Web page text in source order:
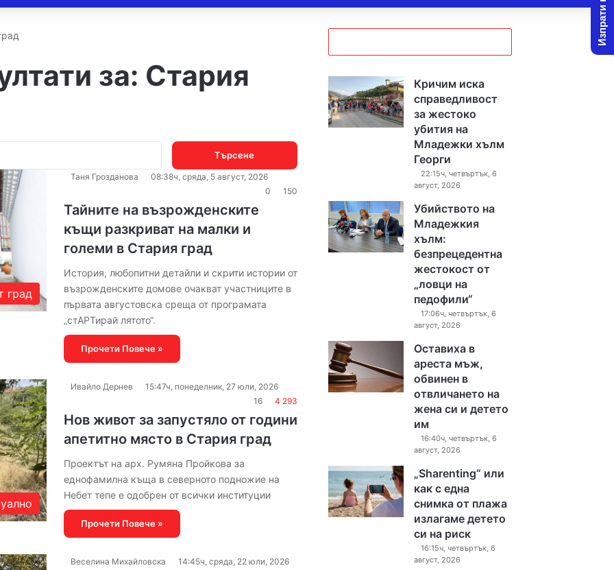
за: Стария
Търсене
за:
град
Таня Грозданова
08:38ч, сряда, 5 август, 2026
0
150
Тайните на възрожденските
къщи разкриват на малки и
големи в Стария град
История, любопитни детайли и скрити истории от
възрожденските домове очакват участниците в
първата августовска среща от програмата
„стАРТирай лятото“.
Прочети Повече »
Ивайло Дернев
15:47ч, понеделник, 27 юли, 2026
16
4 293
Нов живот за запустяло от години
апетитно място в Стария град
Проектът на арх. Румяна Пройкова за
еднофамилна къща в северното подножие на
Небет тепе е одобрен от всички институции
Прочети Повече »
Веселина Михайловска
14:45ч, сряда, 22 юли, 2026
Кричим иска
справедливост
за жестоко
убития на
Младежки хълм
Георги
22:15ч, четвъртък, 6
август, 2026
Убийството на
Младежкия
хълм:
безпрецедентна
жестокост от
„ловци на
педофили“
17:06ч, четвъртък, 6
август, 2026
Оставиха в
ареста мъж,
обвинен в
отвличането на
жена си и детето
им
16:40ч, четвъртък, 6
август, 2026
„Sharenting“ или
как с една
снимка от плажа
излагаме детето
си на риск
16:15ч, четвъртък, 6
август, 2026